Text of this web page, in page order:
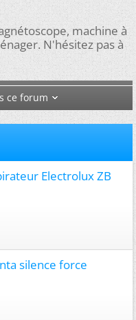
machine à
N'hésitez pas à
ce forum
Electrolux ZB
silence force